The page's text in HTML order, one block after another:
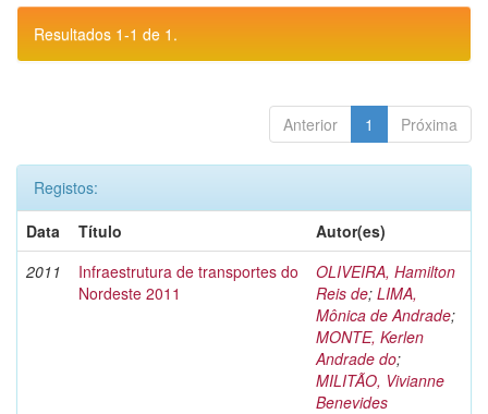
Resultados 1-1 de 1.
Anterior 1 Próxima
Registos:
Data
Título
Autor(es)
2011
Infraestrutura de transportes do
Nordeste 2011
OLIVEIRA, Hamilton
Reis de; LIMA,
Mônica de Andrade;
MONTE, Kerlen
Andrade do;
MILITÃO, Vivianne
Benevides